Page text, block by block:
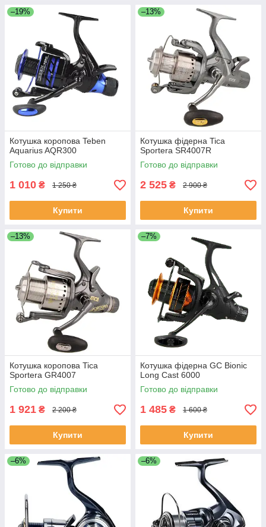
–19%
Котушка коропова Teben
Aquarius AQR300
Готово до відправки
1 010 ₴ 1 250 ₴
Купити
–13%
Котушка фідерна Tica
Sportera SR4007R
Готово до відправки
2 525 ₴ 2 900 ₴
Купити
–13%
Котушка коропова Tica
Sportera GR4007
Готово до відправки
1 921 ₴ 2 200 ₴
Купити
–7%
Котушка фідерна GC Bionic
Long Cast 6000
Готово до відправки
1 485 ₴ 1 600 ₴
Купити
–6% –6%